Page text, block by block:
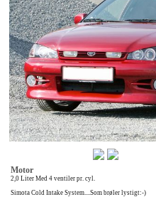
Motor
2,0 Liter Med 4 ventiler pr. cyl.
Simota Cold Intake System....Som brøler lystigt:-)